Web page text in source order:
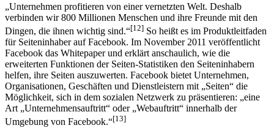
„Unternehmen profitieren von einer vernetzten Welt. Deshalb
verbinden wir 800 Millionen Menschen und ihre Freunde mit den
Dingen, die ihnen wichtig sind.“[12] So heißt es im Produktleitfaden
für Seiteninhaber auf Facebook. Im November 2011 veröffentlicht
Facebook das Whitepaper und erklärt anschaulich, wie die
erweiterten Funktionen der Seiten-Statistiken den Seiteninhabern
helfen, ihre Seiten auszuwerten. Facebook bietet Unternehmen,
Organisationen, Geschäften und Dienstleistern mit „Seiten“ die
Möglichkeit, sich in dem sozialen Netzwerk zu präsentieren: „eine
Art „Unternehmensauftritt“ oder „Webauftritt“ innerhalb der
Umgebung von Facebook.“[13]